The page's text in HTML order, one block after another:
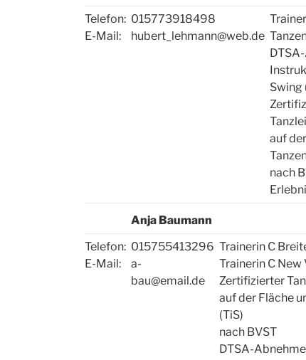
Telefon:
E-Mail:
015773918498
hubert_lehmann@web.de
Swing
auf
nach
Anja Baumann
Telefon:
E-Mail:
015755413296
a-
bau@email.de
Trainerin C
Trainerin C New
Zertifizierter
auf der Fläche
(TiS)
nach BVST
DTSA-